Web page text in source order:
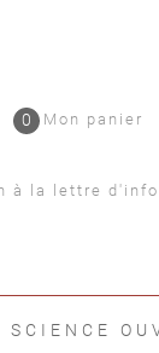
Mon panier
0
à la lettre
SCIENCE